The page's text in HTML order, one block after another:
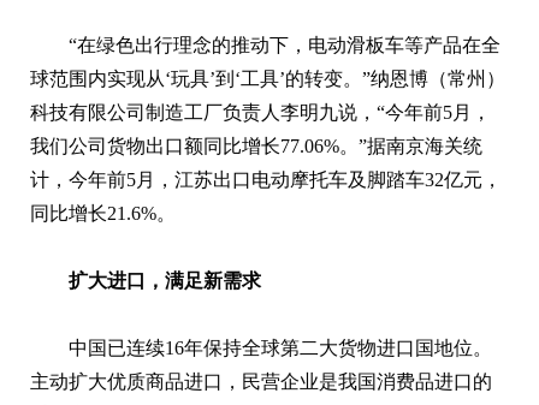
“在绿色出行理念的推动下，电动滑板车等产品在全
球范围内实现从‘玩具’到‘工具’的转变。”纳恩博（常州）
科技有限公司制造工厂负责人李明九说，“今年前5月，
我们公司货物出口额同比增长77.06%。”据南京海关统
计，今年前5月，江苏出口电动摩托车及脚踏车32亿元，
同比增长21.6%。
扩大进口，满足新需求
中国已连续16年保持全球第二大货物进口国地位。
主动扩大优质商品进口，民营企业是我国消费品进口的